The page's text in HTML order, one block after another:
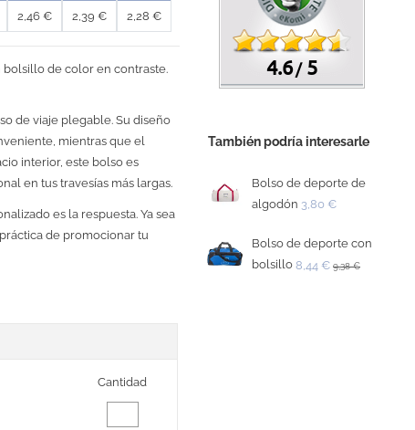
2,46 € 2,39 € 2,28 €
de color en contraste.
de viaje plegable. Su diseño
mientras que el
interior, este bolso es
en tus travesías más largas.
es la respuesta. Ya sea
de promocionar tu
Cantidad
4.6 /5
También podría interesarle
Bolso de deporte de
algodón 3,80 €
Bolso de deporte con
bolsillo 8,44 € 9,38 €